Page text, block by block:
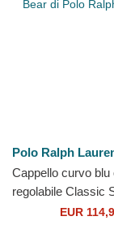
Polo Ralph
Cappello curvo blu
regolabile Classic
Bear di Polo Ralph
EUR